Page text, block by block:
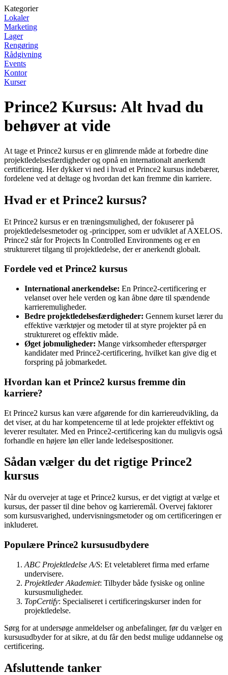
Kategorier
Lokaler
Marketing
Lager
Rengøring
Rådgivning
Events
Kontor
Kurser
Prince2 Kursus: Alt hvad du
behøver at vide
At tage et Prince2 kursus er en glimrende måde at forbedre dine
projektledelsesfærdigheder og opnå en internationalt anerkendt
certificering. Her dykker vi ned i hvad et Prince2 kursus indebærer,
fordelene ved at deltage og hvordan det kan fremme din karriere.
Hvad er et Prince2 kursus?
Et Prince2 kursus er en træningsmulighed, der fokuserer på
projektledelsesmetoder og -principper, som er udviklet af AXELOS.
Prince2 står for Projects In Controlled Environments og er en
struktureret tilgang til projektledelse, der er anerkendt globalt.
Fordele ved et Prince2 kursus
International anerkendelse: En Prince2-certificering er
velanset over hele verden og kan åbne døre til spændende
karrieremuligheder.
Bedre projektledelsesfærdigheder: Gennem kurset lærer du
effektive værktøjer og metoder til at styre projekter på en
struktureret og effektiv måde.
Øget jobmuligheder: Mange virksomheder efterspørger
kandidater med Prince2-certificering, hvilket kan give dig et
forspring på jobmarkedet.
Hvordan kan et Prince2 kursus fremme din
karriere?
Et Prince2 kursus kan være afgørende for din karriereudvikling, da
det viser, at du har kompetencerne til at lede projekter effektivt og
leverer resultater. Med en Prince2-certificering kan du muligvis også
forhandle en højere løn eller lande ledelsespositioner.
Sådan vælger du det rigtige Prince2
kursus
Når du overvejer at tage et Prince2 kursus, er det vigtigt at vælge et
kursus, der passer til dine behov og karrieremål. Overvej faktorer
som kursusvarighed, undervisningsmetoder og om certificeringen er
inkluderet.
Populære Prince2 kursusudbydere
ABC Projektledelse A/S: Et veletableret firma med erfarne
undervisere.
Projektleder Akademiet: Tilbyder både fysiske og online
kursusmuligheder.
TopCertify: Specialiseret i certificeringskurser inden for
projektledelse.
Sørg for at undersøge anmeldelser og anbefalinger, før du vælger en
kursusudbyder for at sikre, at du får den bedst mulige uddannelse og
certificering.
Afsluttende tanker